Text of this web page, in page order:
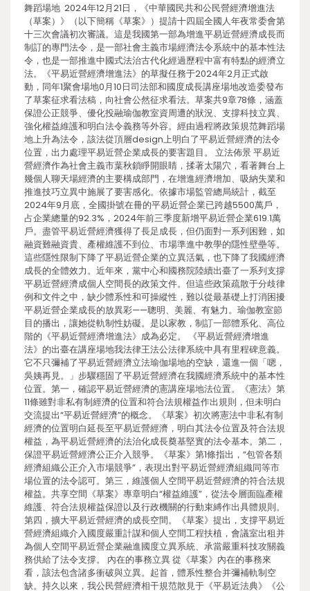
舞蹈場地 2024年12月21日，《中華國民共和公民營經濟增進法
（草案）》（以下簡稱《草案》）提請十四屆全國人年夜常委會第
十三次會議初次審議。這是我國第一部為增進平易近營經濟成長而
制訂的專門法令，是一部社會主義市場經濟法令系統中的基本性法
令，也是一部推進中國式法治古代化經過歷程中富有特點的經濟立
法。《平易近營經濟增進法》的草擬任務于2024年2月正式啟
動，同年1聚會場地0月10日司法部和國度成長講座場地改造委發布
了草案征求看法稿，向社會公然征求看法。草案共9章78條，涵蓋
保證公正競爭、優化投融瑜伽教室資周遭的狀況、支撐科技立異、
強化權益維護和明白法令義務等外容。經由過程將政策規范舞蹈場
地上升為法令，該法從頂層design上明白了平易近營經濟的法令
位置，出力處理平易近營企業成長的要害題目。 立法佈景 平易近
營經濟作為社會主義市葉秋鎖睜開眼睛，揉著太陽穴，看著舞台上
幾個人聊天場經濟的主要構成部門，在增進經濟增加、吸納失業和
推進技巧立異中施展了要害感化。依據市場監管總局統計，截至
2024年9月底，全國掛號在冊的平易近營企業已跨越5500萬戶，
占企業總量的92.3%，2024年前三季度新增平易近營企業619.1萬
戶。盡管平易近營經濟獲得了長足成長，但仍面對一系列困難，如
融資難融資貴、產權維護不到位、市場準進中教學的隱性壁壘等。
這些隱性限制下降了平易近營企業的立異活氣，也下降了我國經濟
成長的全體效力。近年來，黨中心和國務院陸續出臺了一系列支撐
平易近營經濟成個人空間長的政策文件。但這些政策疏散于分歧律
例和文件之中，缺少體系性和可操縱性，難以從最基礎上打消困擾
平易近營企業成長的放異彩——聰明、美麗、有魅力。瑜伽教室節
目的播出，讓她從軌制性妨礙。是以家教，制訂一部體系化、高位
階的《平易近營經濟增進法》成為必定。 《平易近營經濟增進
法》的出臺在講座場地我法律王法公法律系統中具有里程碑意義。
它不只彌補了平易近營經濟立法瑜伽場地的空缺，還進一個「嗯，
吳姨再見。」步驟穩固了平易近營經濟在我國經濟系統中的基本性
位置。第一，確認平易近營經濟的憲講座場地法位置。《憲法》第
11條雖對非私有制經濟的位置和符合法規權益作出規則，但未明白
交流提出“平易近營經濟”的概念。《草案》初次將憲法中非私有制
經濟的位置明白延長至平易近營經濟，明白其法令位置及符合法規
權益，為平易近營經濟的法治化成長奠基堅實的法令基本。第二，
保證平易近營經濟公正介入競爭。《草案》第1條指出，“包管各類
經濟組織公正介入市場競爭”，表現出對平易近營經濟組織同等市
場位置的法令認可。第三，維護個人空間平易近營經濟的符合法規
權益。共享空間《草案》專章明白“權益維護”，從法令層面臨產權
維護、符合法規權益保證以及行政機關的行動束縛作出具體規則。
第四，擴大平易近營經濟的成長空間。《草案》提出，支撐平易近
營經濟組織介入國度嚴重計謀和個人空間工程扶植，會議室出租并
為個人空間平易近營企業融進國度立異系統、承當嚴重科技攻關義
務供給了法令支撐。 內在的事務立異 從《草案》內在的事務來
看，該法包含諸多衝破與立異。起首，體系性整合并彌補軌制空
缺。持久以來，我公民營經濟相干規范散見于《平易近法典》《公